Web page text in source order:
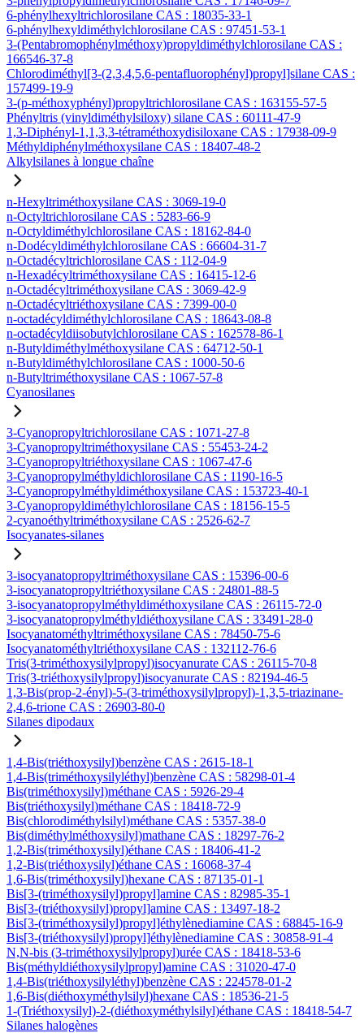
6-phénylhexyltrichlorosilane CAS : 18035-33-1
6-phénylhexyldiméthylchlorosilane CAS : 97451-53-1
3-(Pentabromophénylméthoxy)propyldiméthylchlorosilane CAS :
166546-37-8
Chlorodiméthyl[3-(2,3,4,5,6-pentafluorophényl)propyl]silane CAS :
157499-19-9
3-(p-méthoxyphényl)propyltrichlorosilane CAS : 163155-57-5
Phényltris (vinyldiméthylsiloxy) silane CAS : 60111-47-9
1,3-Diphényl-1,1,3,3-tétraméthoxydisiloxane CAS : 17938-09-9
Méthyldiphénylméthoxysilane CAS : 18407-48-2
Alkylsilanes à longue chaîne
n-Hexyltriméthoxysilane CAS : 3069-19-0
n-Octyltrichlorosilane CAS : 5283-66-9
n-Octyldiméthylchlorosilane CAS : 18162-84-0
n-Dodécyldiméthylchlorosilane CAS : 66604-31-7
n-Octadécyltrichlorosilane CAS : 112-04-9
n-Hexadécyltriméthoxysilane CAS : 16415-12-6
n-Octadécyltriméthoxysilane CAS : 3069-42-9
n-Octadécyltriéthoxysilane CAS : 7399-00-0
n-octadécyldiméthylchlorosilane CAS : 18643-08-8
n-octadécyldiisobutylchlorosilane CAS : 162578-86-1
n-Butyldiméthylméthoxysilane CAS : 64712-50-1
n-Butyldiméthylchlorosilane CAS : 1000-50-6
n-Butyltriméthoxysilane CAS : 1067-57-8
Cyanosilanes
3-Cyanopropyltrichlorosilane CAS : 1071-27-8
3-Cyanopropyltriméthoxysilane CAS : 55453-24-2
3-Cyanopropyltriéthoxysilane CAS : 1067-47-6
3-Cyanopropylméthyldichlorosilane CAS : 1190-16-5
3-Cyanopropylméthyldiméthoxysilane CAS : 153723-40-1
3-Cyanopropyldiméthylchlorosilane CAS : 18156-15-5
2-cyanoéthyltriméthoxysilane CAS : 2526-62-7
Isocyanates-silanes
3-isocyanatopropyltriméthoxysilane CAS : 15396-00-6
3-isocyanatopropyltriéthoxysilane CAS : 24801-88-5
3-isocyanatopropylméthyldiméthoxysilane CAS : 26115-72-0
3-isocyanatopropylméthyldiéthoxysilane CAS : 33491-28-0
Isocyanatométhyltriméthoxysilane CAS : 78450-75-6
Isocyanatométhyltriéthoxysilane CAS : 132112-76-6
Tris(3-triméthoxysilylpropyl)isocyanurate CAS : 26115-70-8
Tris(3-triéthoxysilylpropyl)isocyanurate CAS : 82194-46-5
1,3-Bis(prop-2-ényl)-5-(3-triméthoxysilylpropyl)-1,3,5-triazinane-
2,4,6-trione CAS : 26903-80-0
Silanes dipodaux
1,4-Bis(triéthoxysilyl)benzène CAS : 2615-18-1
1,4-Bis(triméthoxysilyléthyl)benzène CAS : 58298-01-4
Bis(triméthoxysilyl)méthane CAS : 5926-29-4
Bis(triéthoxysilyl)méthane CAS : 18418-72-9
Bis(chlorodiméthylsilyl)méthane CAS : 5357-38-0
Bis(diméthylméthoxysilyl)mathane CAS : 18297-76-2
1,2-Bis(triméthoxysilyl)éthane CAS : 18406-41-2
1,2-Bis(triéthoxysilyl)éthane CAS : 16068-37-4
1,6-Bis(triméthoxysilyl)hexane CAS : 87135-01-1
Bis[3-(triméthoxysilyl)propyl]amine CAS : 82985-35-1
Bis[3-(triéthoxysilyl)propyl]amine CAS : 13497-18-2
Bis[3-(triméthoxysilyl)propyl]éthylènediamine CAS : 68845-16-9
Bis[3-(triéthoxysilyl)propyl]éthylènediamine CAS : 30858-91-4
N,N-bis (3-triméthoxysilylpropyl)urée CAS : 18418-53-6
Bis(méthyldiéthoxysilylpropyl)amine CAS : 31020-47-0
1,4-Bis(triéthoxysilyléthyl)benzène CAS : 224578-01-2
1,6-Bis(diéthoxyméthylsilyl)hexane CAS : 18536-21-5
1-(Triéthoxysilyl)-2-(diéthoxyméthylsilyl)éthane CAS : 18418-54-7
Silanes halogènes